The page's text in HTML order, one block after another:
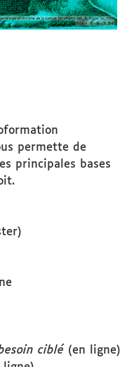
permette de
principales bases
ciblé (en ligne)